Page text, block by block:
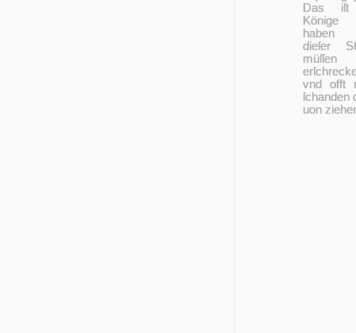
Das
Könige
haben
die­ſer
müſſen
vnd offt
ſchan­den
uon